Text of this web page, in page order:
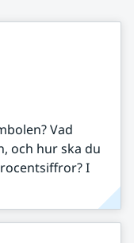
Vad
och hur ska du
I